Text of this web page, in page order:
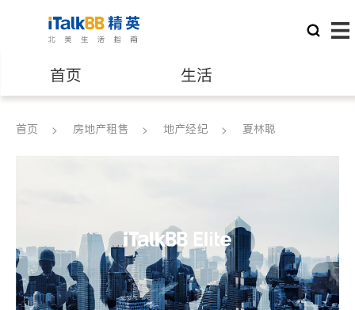
首页 生活
医生 律师
养老 非盈利组织
首页 房地产租售 地产经纪 夏林聪